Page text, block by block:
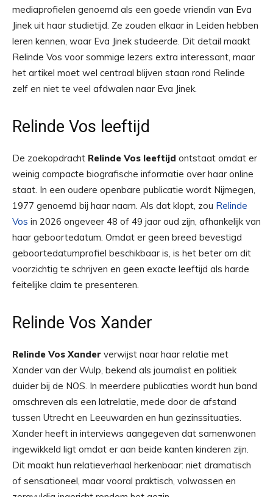
mediaprofielen genoemd als een goede vriendin van Eva
Jinek uit haar studietijd. Ze zouden elkaar in Leiden hebben
leren kennen, waar Eva Jinek studeerde. Dit detail maakt
Relinde Vos voor sommige lezers extra interessant, maar
het artikel moet wel centraal blijven staan rond Relinde
zelf en niet te veel afdwalen naar Eva Jinek.
Relinde Vos leeftijd
De zoekopdracht Relinde Vos leeftijd ontstaat omdat er
weinig compacte biografische informatie over haar online
staat. In een oudere openbare publicatie wordt Nijmegen,
1977 genoemd bij haar naam. Als dat klopt, zou Relinde
Vos in 2026 ongeveer 48 of 49 jaar oud zijn, afhankelijk van
haar geboortedatum. Omdat er geen breed bevestigd
geboortedatumprofiel beschikbaar is, is het beter om dit
voorzichtig te schrijven en geen exacte leeftijd als harde
feitelijke claim te presenteren.
Relinde Vos Xander
Relinde Vos Xander verwijst naar haar relatie met
Xander van der Wulp, bekend als journalist en politiek
duider bij de NOS. In meerdere publicaties wordt hun band
omschreven als een latrelatie, mede door de afstand
tussen Utrecht en Leeuwarden en hun gezinssituaties.
Xander heeft in interviews aangegeven dat samenwonen
ingewikkeld ligt omdat er aan beide kanten kinderen zijn.
Dit maakt hun relatieverhaal herkenbaar: niet dramatisch
of sensationeel, maar vooral praktisch, volwassen en